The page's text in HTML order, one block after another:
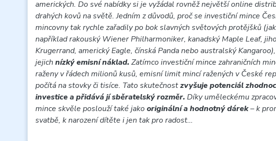
amerických. Do své nabídky si je vyžádal rovněž největší online
drahých kovů na světě. Jedním z důvodů, proč se investiční mince
mincovny tak rychle zařadily po bok slavných světových protějšků
například rakouský Wiener Philharmoniker, kanadský Maple Leaf,
Krugerrand, americký Eagle, čínská Panda nebo australský
jejich nízký emisní náklad. Zatímco investiční mince zahraničních
raženy v řádech milionů kusů, emisní limit mincí ražených v České
počítá na stovky či tisíce. Tato skutečnostzvyšuje potenciál
investice a přidává jí sběratelský rozměr. Díky uměleckému
mince skvěle poslouží také jakooriginální a hodnotný dárek– k
svatbě, k narození dítěte i jen tak pro radost…